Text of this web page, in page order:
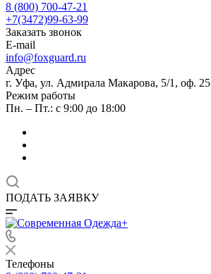
8 (800) 700-47-21
+7(3472)99-63-99
Заказать звонок
E-mail
info@foxguard.ru
Адрес
г. Уфа, ул. Адмирала Макарова, 5/1, оф. 25
Режим работы
Пн. – Пт.: с 9:00 до 18:00
ПОДАТЬ ЗАЯВКУ
Телефоны